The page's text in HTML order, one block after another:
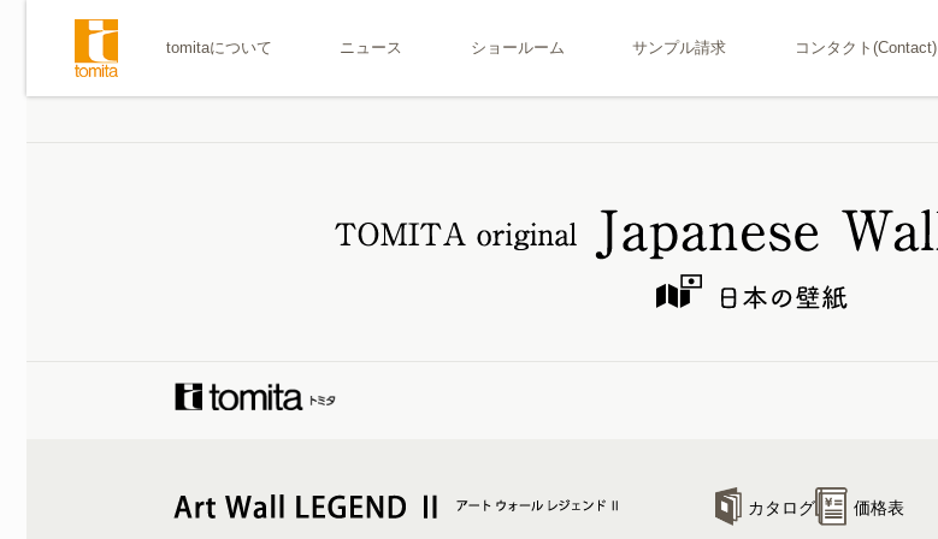
tomitaについて ニュース ショールーム サンプル請求 コンタクト(Contact)
カタログ 価格表